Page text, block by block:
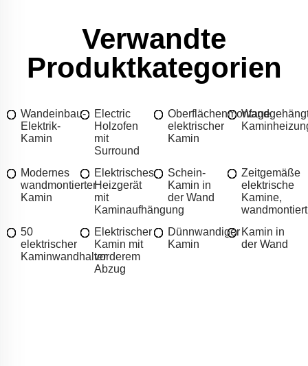
Verwandte
Produktkategorien
Wandeinbau-
Elektrik-
Kamin
Electric
Holzofen
mit
Surround
Oberflächenmontage
elektrischer
Kamin
Modernes
wandmontierter
Kamin
Elektrisches
Heizgerät
mit
Kaminaufhängung
Schein-
Kamin in
der Wand
Zeitgemäße
elektrische
Kamine,
wandmontiert
50
elektrischer
Kaminwandhalter
Elektrischer
Kamin mit
vorderem
Abzug
Dünnwandiger
Kamin
Kamin in
der Wand